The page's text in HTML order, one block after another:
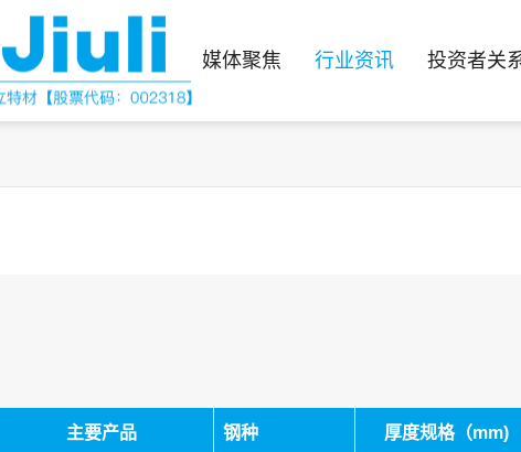
媒体聚焦 行业资讯 投资者关
主要产品 钢种 厚度规格（mm)